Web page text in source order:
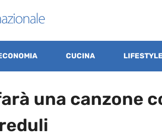
CUCINA LIFESTYLE
una canzone